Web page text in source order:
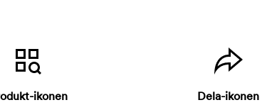
ikonen
Dela-ikonen